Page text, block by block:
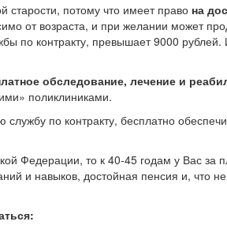
старости, потому что имеет право на
от возраста, и при желании может
по контракту, превышает 9000
обследование, лечение и
поликлиниками.
по контракту, бесплатно
Федерации, то к40-45 годам у Вас за
и навыков, достойная пенсия и, что